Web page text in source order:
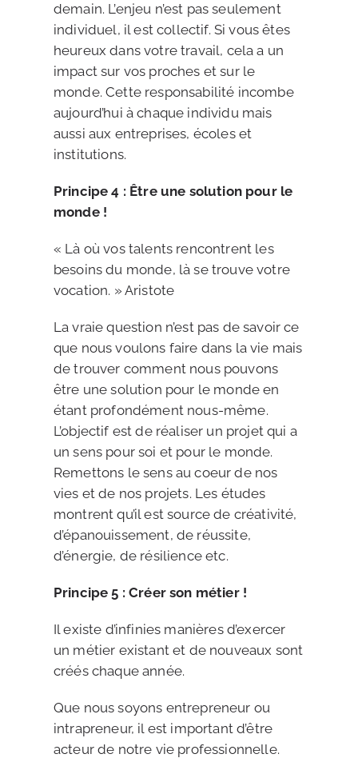
demain. L’enjeu n’est pas seulement
individuel, il est collectif. Si vous êtes
heureux dans votre travail, cela a un
impact sur vos proches et sur le
monde. Cette responsabilité incombe
aujourd’hui à chaque individu mais
aussi aux entreprises, écoles et
institutions.
Principe 4 : Être une solution pour le
monde !
« Là où vos talents rencontrent les
besoins du monde, là se trouve votre
vocation. » Aristote
La vraie question n’est pas de savoir ce
que nous voulons faire dans la vie mais
de trouver comment nous pouvons
être une solution pour le monde en
étant profondément nous-même.
L’objectif est de réaliser un projet qui a
un sens pour soi et pour le monde.
Remettons le sens au coeur de nos
vies et de nos projets. Les études
montrent qu’il est source de créativité,
d’épanouissement, de réussite,
d’énergie, de résilience etc.
Principe 5 : Créer son métier !
Il existe d’infinies manières d’exercer
un métier existant et de nouveaux sont
créés chaque année.
Que nous soyons entrepreneur ou
intrapreneur, il est important d’être
acteur de notre vie professionnelle.